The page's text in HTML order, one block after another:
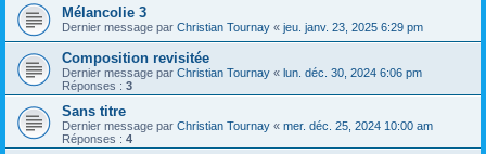
Mélancolie 3
Dernier message par Christian Tournay « jeu. janv. 23, 2025 6:29 pm
Composition revisitée
Dernier message par Christian Tournay « lun. déc. 30, 2024 6:06 pm
Réponses : 3
Sans titre
Dernier message par Christian Tournay « mer. déc. 25, 2024 10:00 am
Réponses : 4